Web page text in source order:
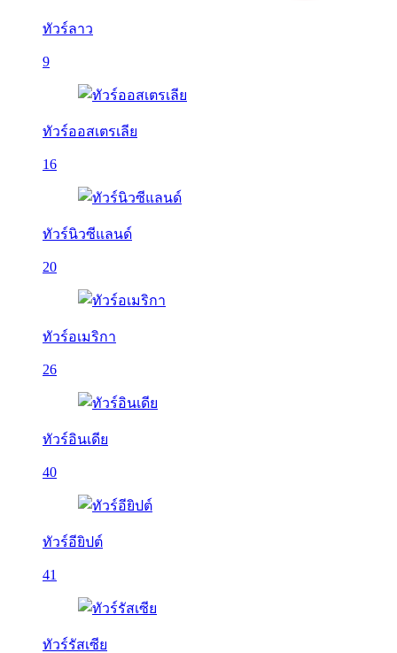
ทัวร์ลาว
9
ทัวร์ออสเตรเลีย
16
ทัวร์นิวซีแลนด์
20
ทัวร์อเมริกา
26
ทัวร์อินเดีย
40
ทัวร์อียิปต์
41
ทัวร์รัสเซีย